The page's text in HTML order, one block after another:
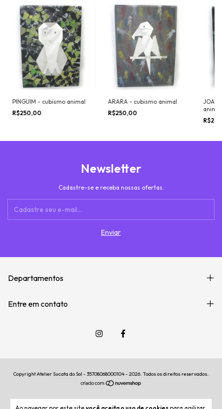
PINGUIM - cubismo animal
R$250,00
ARARA - cubismo animal
R$250,00
animal
Newsletter
Cadastre-se e receba nossas ofertas.
Departamentos
Entre em contato
Copyright Atelier Sucata do Sol - 35708068000104 - 2026. Todos os direitos reservados.